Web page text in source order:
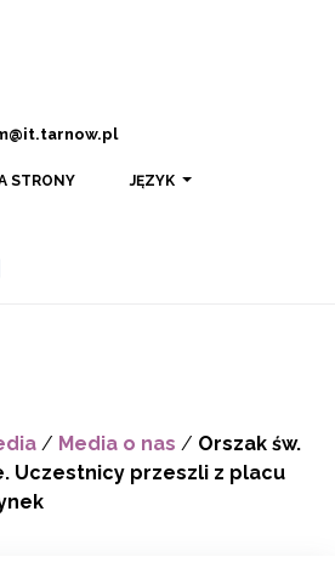
STRONY JĘZYK
/ Media o nas / Orszak św.
Uczestnicy przeszli z placu